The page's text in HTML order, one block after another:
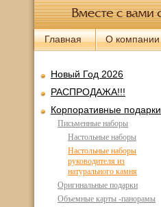
Главная О компании
Новый Год 2026
РАСПРОДАЖА!!!
Корпоративные подарки
Письменные наборы
Настольные наборы
Настольные наборы
руководителя из
натурального камня
Оригинальные подарки
Объемные карты -панорамы